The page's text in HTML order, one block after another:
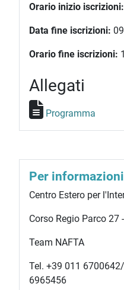
Orario inizio iscrizioni:
Data fine iscrizioni:
Orario fine iscrizioni:
Allegati
Programma
Per informazioni
Centro Estero per
Corso Regio Parco 27
Team NAFTA
Tel. +39 011
6965456